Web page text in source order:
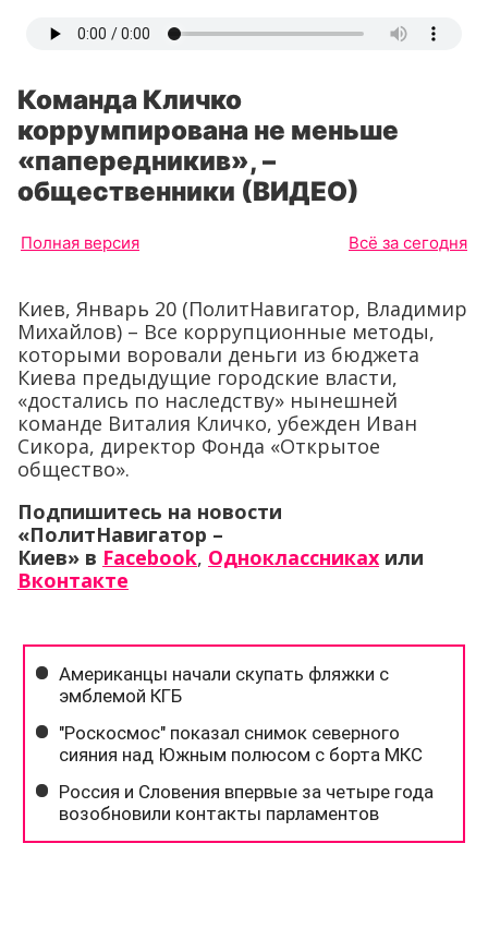
Команда Кличко
коррумпирована не меньше
«папередникив», –
общественники (ВИДЕО)
Полная версия Всё за сегодня
Киев, Январь 20 (ПолитНавигатор, Владимир
Михайлов) – Все коррупционные методы,
которыми воровали деньги из бюджета
Киева предыдущие городские власти,
«достались по наследству» нынешней
команде Виталия Кличко, убежден Иван
Сикора, директор Фонда «Открытое
общество».
Подпишитесь на новости
«ПолитНавигатор –
Киев» в Facebook, Одноклассниках или
Вконтакте